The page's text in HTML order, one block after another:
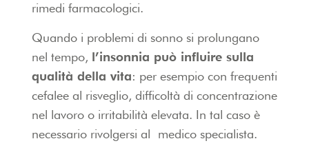
rimedi farmacologici.
Quando i problemi di sonno si prolungano
nel tempo, l’insonnia può influire sulla
qualità della vita: per esempio con frequenti
cefalee al risveglio, difficoltà di concentrazione
nel lavoro o irritabilità elevata. In tal caso è
necessario rivolgersi al medico specialista.